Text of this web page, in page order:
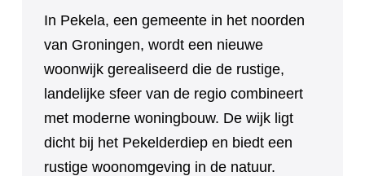
In Pekela, een gemeente in het noorden
van Groningen, wordt een nieuwe
woonwijk gerealiseerd die de rustige,
landelijke sfeer van de regio combineert
met moderne woningbouw. De wijk ligt
dicht bij het Pekelderdiep en biedt een
rustige woonomgeving in de natuur.